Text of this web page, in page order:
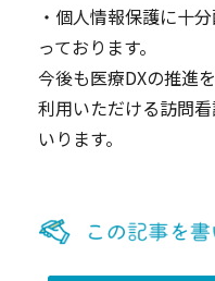
・個人情報保護に十
っております。
今後も医療DXの推進
利用いただける訪問
いります。